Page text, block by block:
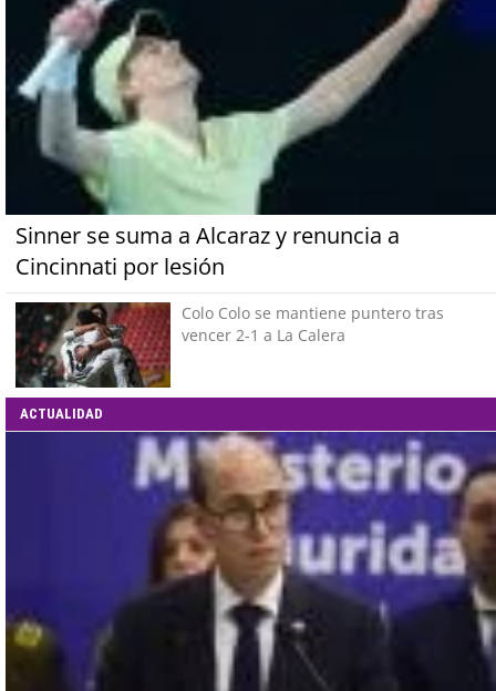
Sinner se suma a Alcaraz y renuncia a
Cincinnati por lesión
Colo Colo se mantiene puntero tras
vencer 2-1 a La Calera
ACTUALIDAD